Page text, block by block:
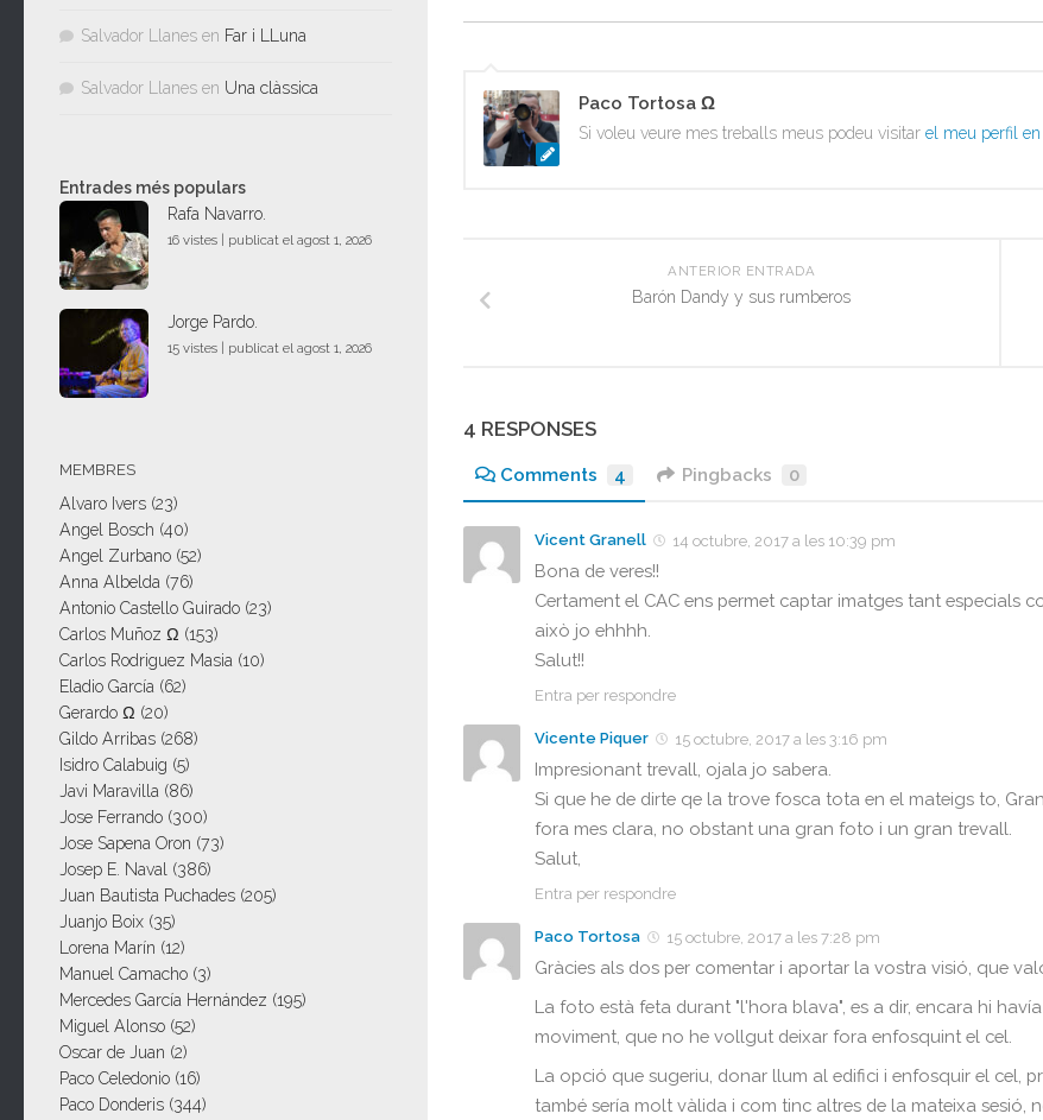
Paco Tortosa Ω
Si voleu veure mes treballs meus podeu visitar el meu perfil
ANTERIOR ENTRADA
Barón Dandy y sus rumberos
4 RESPONSES
Comments 4 Pingbacks 0
Vicent Granell 14 octubre, 2017 a les 10:39 pm
Bona de veres!!
Certament el CAC ens permet captar imatges tant especials
això jo ehhhh.
Salut!!
Entra per respondre
Vicente Piquer 15 octubre, 2017 a les 3:16 pm
Impresionant trevall, ojala jo sabera.
Si que he de dirte qe la trove fosca tota en el mateigs to,
fora mes clara, no obstant una gran foto i un gran trevall.
Salut,
Entra per respondre
Paco Tortosa 15 octubre, 2017 a les 7:28 pm
Gràcies als dos per comentar i aportar la vostra visió, que
La foto està feta durant "l'hora blava", es a dir, encara hi
moviment, que no he vollgut deixar fora enfosquint el cel.
La opció que sugeriu, donar llum al edifici i enfosquir el cel,
també sería molt vàlida i com tinc altres de la mateixa sesió,
Salvador Llanes en Far i LLuna
Salvador Llanes en Una clàssica
Entrades més populars
Rafa Navarro.
16 vistes publicat el agost 1, 2026
Jorge Pardo.
15 vistes publicat el agost 1, 2026
MEMBRES
Alvaro Ivers (23)
Angel Bosch (40)
Angel Zurbano (52)
Anna Albelda (76)
Antonio Castello Guirado (23)
Carlos Muñoz Ω (153)
Carlos Rodriguez Masia (10)
Eladio García (62)
Gerardo Ω (20)
Gildo Arribas (268)
Isidro Calabuig (5)
Javi Maravilla (86)
Jose Ferrando (300)
Jose Sapena Oron (73)
Josep E. Naval (386)
Juan Bautista Puchades (205)
Juanjo Boix (35)
Lorena Marín (12)
Manuel Camacho (3)
Mercedes García Hernández (195)
Miguel Alonso (52)
Oscar de Juan (2)
Paco Celedonio (16)
Paco Donderis (344)